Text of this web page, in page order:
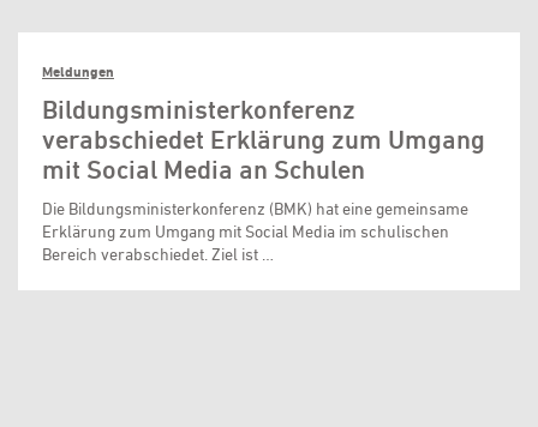
Meldungen
Bildungsministerkonferenz
verabschiedet Erklärung zum Umgang
mit Social Media an Schulen
Die Bildungsministerkonferenz (BMK) hat eine gemeinsame
Erklärung zum Umgang mit Social Media im schulischen
Bereich verabschiedet. Ziel ist …